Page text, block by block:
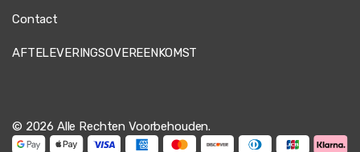
Contact
AFTELEVERINGSOVEREENKOMST
© 2026 Alle Rechten Voorbehouden.